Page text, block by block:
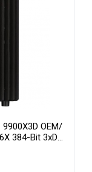
OEM/
384-Bit 3xDP